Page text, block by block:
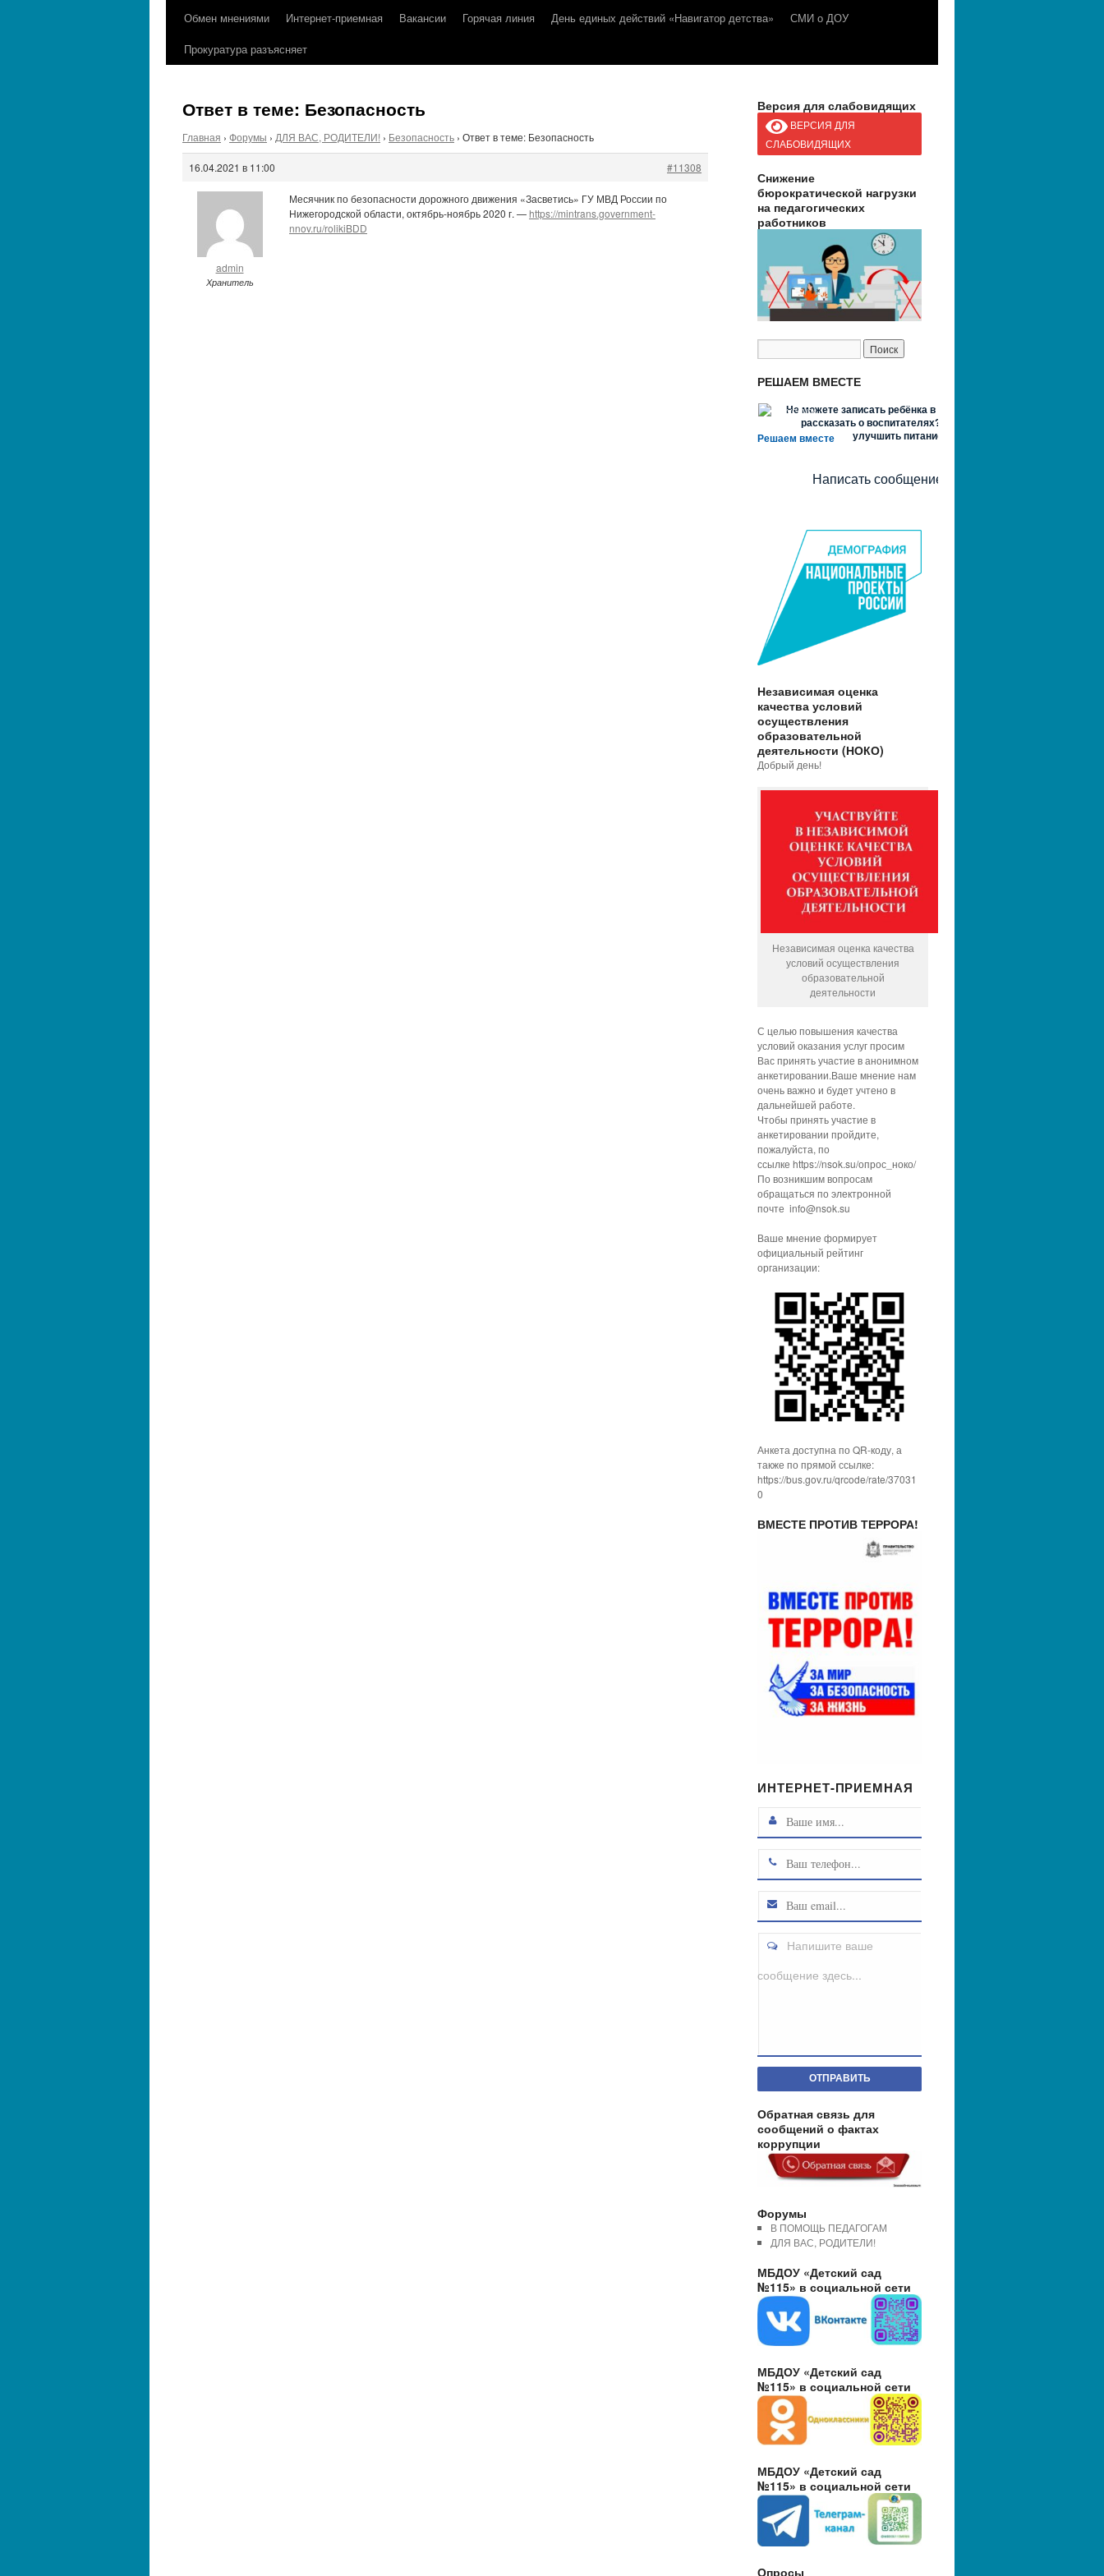
содержимому
Обмен мнениями
Интернет-приемная Вакансии Горячая линия День единых действий «Навигатор детства»
СМИ о ДОУ
Прокуратура разъясняет
Ответ в теме: Безопасность
Главная › Форумы › ДЛЯ ВАС, РОДИТЕЛИ! › Безопасность › Ответ в теме: Безопасность
16.04.2021 в 11:00 #11308
admin
Хранитель
Месячник по безопасности дорожного движения «Засветись» ГУ МВД России по
Нижегородской области, октябрь-ноябрь 2020 г. — https://mintrans.government-
nnov.ru/rolikiBDD
Версия для слабовидящих
ВЕРСИЯ ДЛЯ
СЛАБОВИДЯЩИХ
Снижение
бюрократической нагрузки
на педагогических
работников
РЕШАЕМ ВМЕСТЕ
Решаем вместе
Не можете записать ребёнка в сад? Хотите
рассказать о воспитателях? Знаете, как
улучшить питание и занятия?
Написать сообщение
Независимая оценка
качества условий
осуществления
образовательной
деятельности (НОКО)
Добрый день!
Независимая оценка качества
условий осуществления
образовательной
деятельности
С целью повышения качества
условий оказания услуг просим
Вас принять участие в анонимном
анкетировании.Ваше мнение нам
очень важно и будет учтено в
дальнейшей работе.
Чтобы принять участие в
анкетировании пройдите,
пожалуйста, по
ссылке https://nsok.su/опрос_ноко/
По возникшим вопросам
обращаться по электронной
почте info@nsok.su
Ваше мнение формирует
официальный рейтинг
организации:
Анкета доступна по QR-коду, а
также по прямой ссылке:
https://bus.gov.ru/qrcode/rate/37031
0
ВМЕСТЕ ПРОТИВ ТЕРРОРА!
ИНТЕРНЕТ-ПРИЕМНАЯ
Напишите ваше
сообщение здесь...
ОТПРАВИТЬ
Обратная связь для
сообщений о фактах
коррупции
Форумы
В ПОМОЩЬ ПЕДАГОГАМ
ДЛЯ ВАС, РОДИТЕЛИ!
МБДОУ «Детский сад
№115» в социальной сети
МБДОУ «Детский сад
№115» в социальной сети
МБДОУ «Детский сад
№115» в социальной сети
Опросы